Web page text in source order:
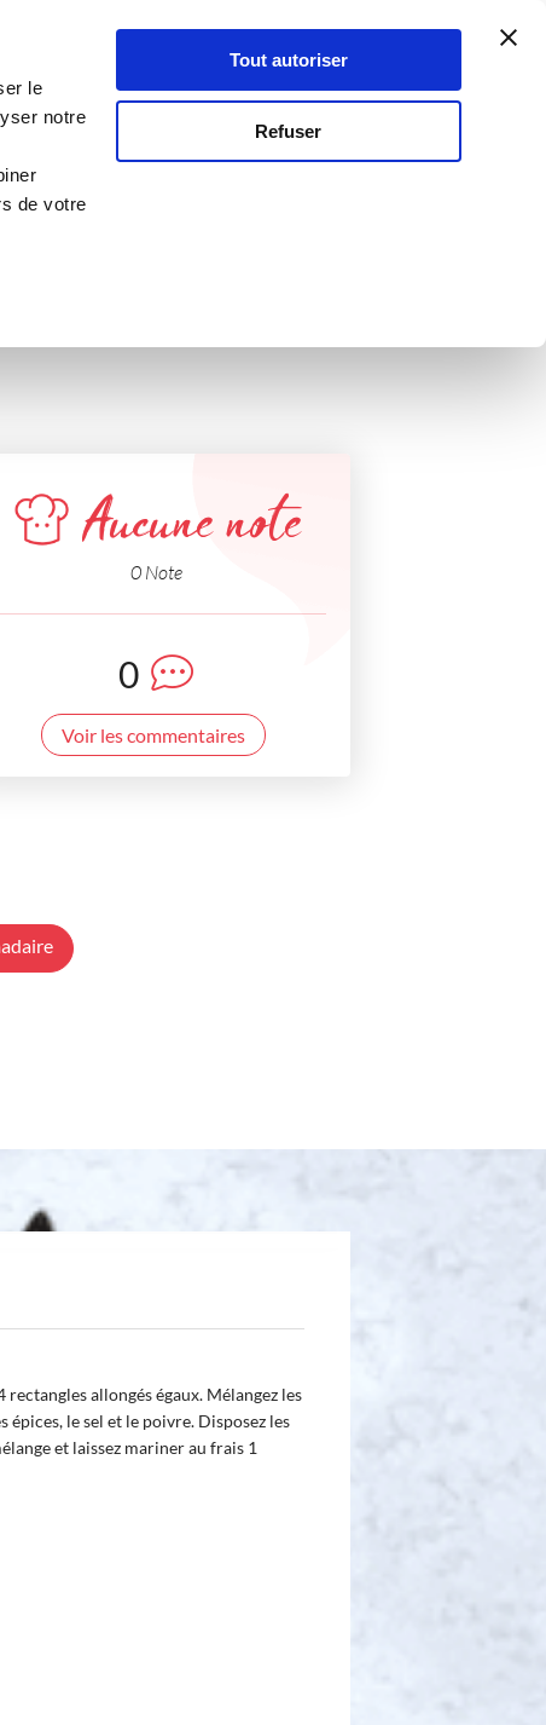
le
notre
de votre
Tout autoriser
Refuser
Se connecter
RECETTE VALIDÉE
Aucune note
0 Note
0
Voir les commentaires
rectangles allongés égaux. Mélangez les
épices, le sel et le poivre. Disposez les
et laissez mariner au frais 1